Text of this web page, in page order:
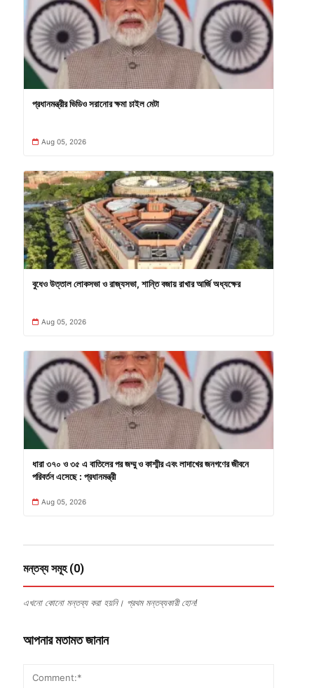
প্রধানমন্ত্রীর ভিডিও সরানোর ক্ষমা চাইল মেটা
Aug 05, 2026
বুধেও উত্তাল লোকসভা ও রাজ্যসভা, শান্তি বজায় রাখার আর্জি অধ্যক্ষের
Aug 05, 2026
ধারা ৩৭০ ও ৩৫ এ বাতিলের পর জম্মু ও কাশ্মীর এবং লাদাখের জনগণের জীবনে
পরিবর্তন এসেছে : প্রধানমন্ত্রী
Aug 05, 2026
মন্তব্য সমূহ (0)
এখনো কোনো মন্তব্য করা হয়নি। প্রথম মন্তব্যকারী হোন!
আপনার মতামত জানান